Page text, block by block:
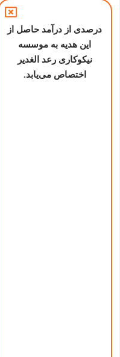
درصدی از درآمد حاصل از
این هدیه به موسسه
نیکوکاری رعد الغدیر
اختصاص می‌یابد.